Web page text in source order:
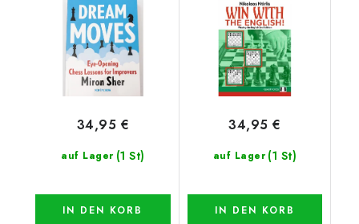
auf Lager (1 St)
34,95 €
IN DEN KORB
auf Lager (1 St)
34,95 €
IN DEN KORB